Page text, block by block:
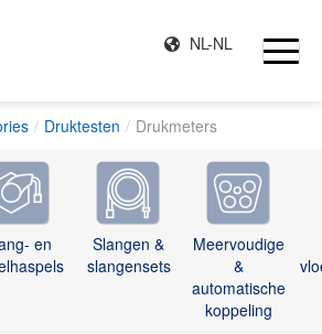
NL-NL
Druktesten Drukmeters
en
Slangen &
slangensets
Meervoudige
&
automatische
koppeling